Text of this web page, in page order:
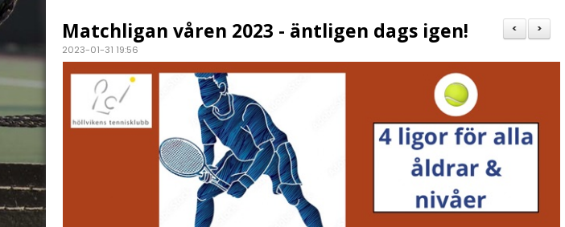
>
<
Matchligan våren 2023 - äntligen dags igen!
2023-01-31 19:56